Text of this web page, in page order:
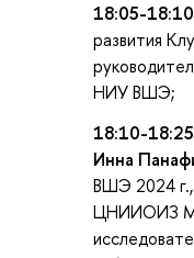
18:05-18:10
развития
НИУ ВШЭ;
18:10-18:25
Инна
ВШЭ 2024
ЦНИИОИЗ